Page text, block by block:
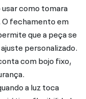
como tomara
O fechamento em
que a peça se
personalizado.
com bojo fixo,
a luz toca